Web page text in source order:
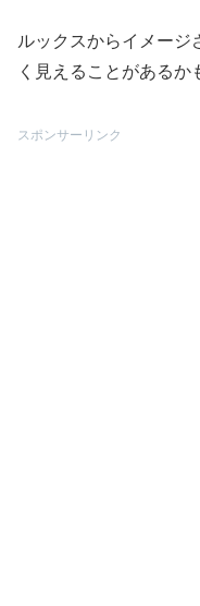
ルックスからイメージ
く見えることがあるか
スポンサーリンク